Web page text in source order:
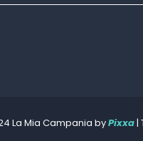
La Mia Campania byPixxa|